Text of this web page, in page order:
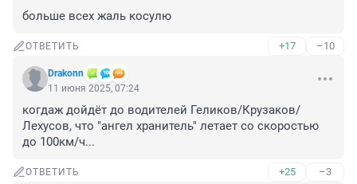
больше всех жаль косулю
ОТВЕТИТЬ +17 –10
Drakonn
11 июня 2025, 07:24
когдаж дойдёт до водителей Геликов/Крузаков/
Лехусов, что "ангел хранитель" летает со скоростью
до 100км/ч...
ОТВЕТИТЬ +25 –3